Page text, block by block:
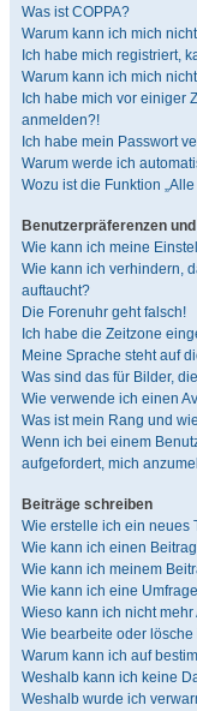
Was ist COPPA?
Warum kann ich mich
Ich habe mich registriert,
Warum kann ich mich
Ich habe mich vor einiger
anmelden?!
Ich habe mein Passwort
Warum werde ich
Wozu ist die Funktion
Benutzerpräferenzen
Wie kann ich meine
Wie kann ich verhindern,
auftaucht?
Die Forenuhr geht falsch!
Ich habe die Zeitzone
Meine Sprache steht auf
Was sind das für Bilder,
Wie verwende ich einen
Was ist mein Rang und
Wenn ich bei einem
aufgefordert, mich
Beiträge schreiben
Wie erstelle ich ein neues
Wie kann ich einen
Wie kann ich meinem
Wie kann ich eine
Wieso kann ich nicht
Wie bearbeite oder
Warum kann ich auf
Weshalb kann ich keine
Weshalb wurde ich